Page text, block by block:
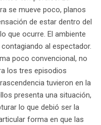
se mueve poco, planos
de estar dentro del
que ocurre. El ambiente
al espectador.
poco convencional, no
los tres episodios
tuvieron en la
presenta una situación,
lo que debió ser la
forma en que las